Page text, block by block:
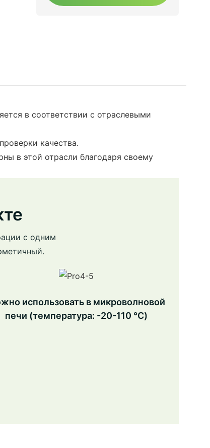
в соответствии с отраслевыми
качества.
в этой отрасли благодаря своему
с одним
использовать в микроволновой
печи (температура: -20-110 ℃)